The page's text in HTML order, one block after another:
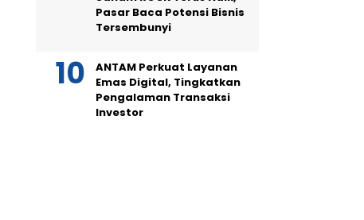
Pasar Baca Potensi Bisnis
Tersembunyi
ANTAM Perkuat Layanan
Emas Digital, Tingkatkan
Pengalaman Transaksi
Investor